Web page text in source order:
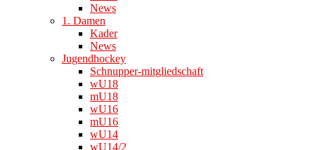
News
1. Damen
Kader
News
Jugendhockey
Schnupper-mitgliedschaft
wU18
mU18
wU16
mU16
wU14
wU14/2